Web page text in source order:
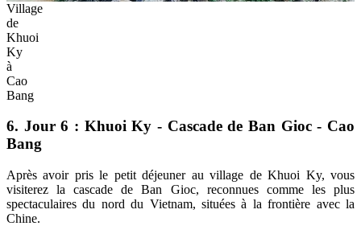
Village
de
Khuoi
Ky
à
Cao
Bang
6. Jour 6 : Khuoi Ky - Cascade de Ban Gioc - Cao
Bang
Après avoir pris le petit déjeuner au village de Khuoi Ky, vous
visiterez la cascade de Ban Gioc, reconnues comme les plus
spectaculaires du nord du Vietnam, situées à la frontière avec la
Chine.